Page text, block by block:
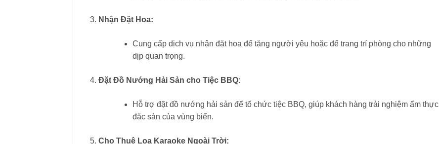
Nhận Đặt Hoa:
Cung cấp dịch vụ nhận đặt hoa để tặng người yêu hoặc để trang trí phòng cho những
dịp quan trọng.
Đặt Đồ Nướng Hải Sản cho Tiệc BBQ:
Hỗ trợ đặt đồ nướng hải sản để tổ chức tiệc BBQ, giúp khách hàng trải nghiệm ẩm thực
đặc sản của vùng biển.
Cho Thuê Loa Karaoke Ngoài Trời: